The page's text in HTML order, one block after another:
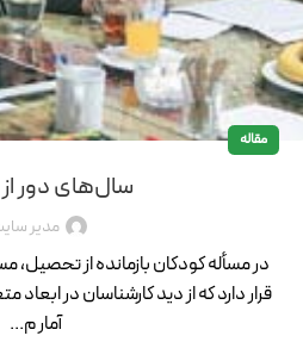
مقاله
سال‌های دور
مدیر
در مسأله کودکان بازمانده از
قرار دارد که از دید کارشناسان در
آمار م...